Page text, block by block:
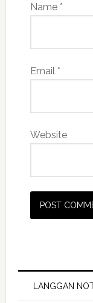
Name *
Email *
Website
Primary
Sidebar
LANGGAN